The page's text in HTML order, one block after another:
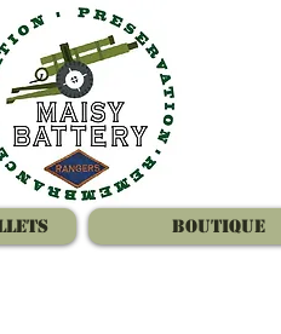
Boutique